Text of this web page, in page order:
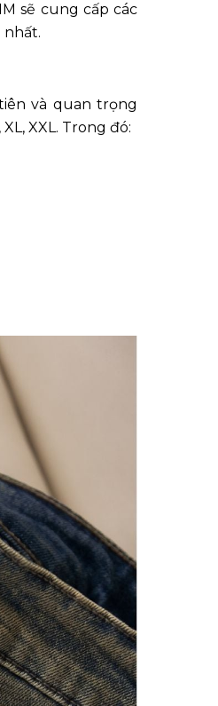
sẽ cung cấp các
nhất.
và quan trọng
XXL. Trong đó: